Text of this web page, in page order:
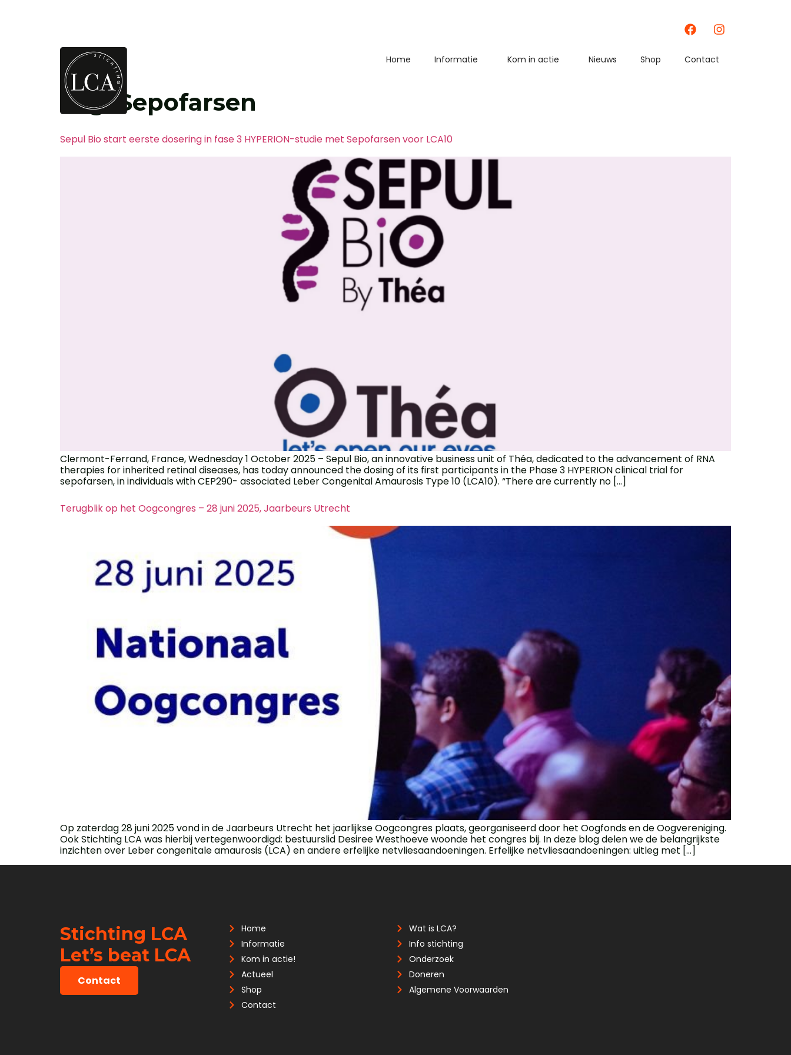
Home Informatie Kom in actie Nieuws Shop Contact
Tag:Sepofarsen
Sepul Bio start eerste dosering in fase 3 HYPERION-studie met Sepofarsen voor LCA10
Clermont-Ferrand, France, Wednesday 1 October 2025 – Sepul Bio, an innovative business unit of Théa, dedicated to the advancement of RNA
therapies for inherited retinal diseases, has today announced the dosing of its first participants in the Phase 3 HYPERION clinical trial for
sepofarsen, in individuals with CEP290- associated Leber Congenital Amaurosis Type 10 (LCA10). “There are currently no […]
Terugblik op het Oogcongres – 28 juni 2025, Jaarbeurs Utrecht
Op zaterdag 28 juni 2025 vond in de Jaarbeurs Utrecht het jaarlijkse Oogcongres plaats, georganiseerd door het Oogfonds en de Oogvereniging.
Ook Stichting LCA was hierbij vertegenwoordigd: bestuurslid Desiree Westhoeve woonde het congres bij. In deze blog delen we de belangrijkste
inzichten over Leber congenitale amaurosis (LCA) en andere erfelijke netvliesaandoeningen. Erfelijke netvliesaandoeningen: uitleg met […]
Stichting LCA
Let’s beat LCA
Contact
Home
Informatie
Kom in actie!
Actueel
Shop
Contact
Wat is LCA?
Info stichting
Onderzoek
Doneren
Algemene Voorwaarden